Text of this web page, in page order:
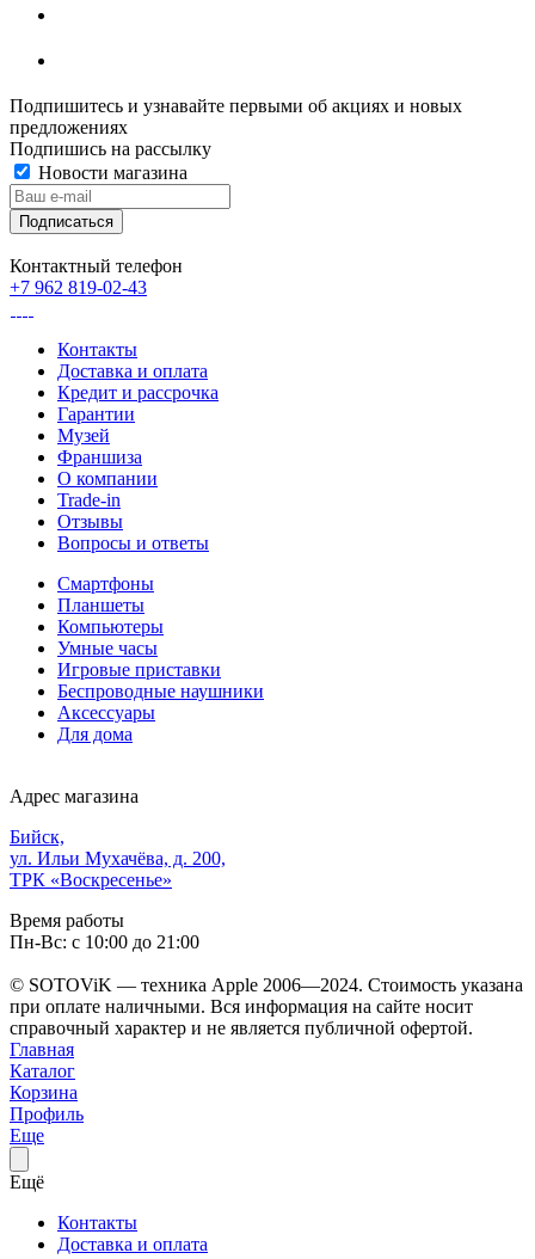
Подпишитесь и узнавайте первыми об акциях и новых
предложениях
Подпишись на рассылку
Новости магазина
Контактный телефон
+7 962 819-02-43
Контакты
Доставка и оплата
Кредит и рассрочка
Гарантии
Музей
Франшиза
О компании
Trade-in
Отзывы
Вопросы и ответы
Смартфоны
Планшеты
Компьютеры
Умные часы
Игровые приставки
Беспроводные наушники
Аксессуары
Для дома
Адрес магазина
Бийск,
ул. Ильи Мухачёва, д. 200,
ТРК «Воскресенье»
Время работы
Пн-Вс: с 10:00 до 21:00
© SOTOViK — техника Apple 2006—2024. Стоимость указана
при оплате наличными. Вся информация на сайте носит
справочный характер и не является публичной офертой.
Главная
Каталог
Корзина
Профиль
Еще
Ещё
Контакты
Доставка и оплата